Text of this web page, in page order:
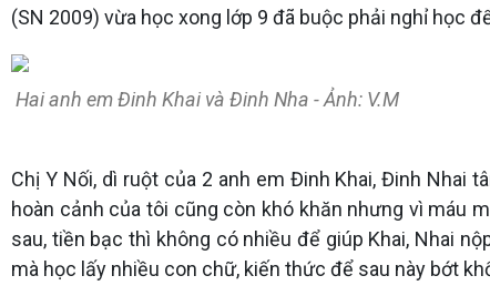
(SN 2009) vừa học xong lớp 9 đã buộc phải nghỉ học
Hai anh em Đinh Khai và Đinh Nha - Ảnh: V.M
Chị Y Nối, dì ruột của 2 anh em Đinh Khai, Đinh Nhai
hoàn cảnh của tôi cũng còn khó khăn nhưng vì máu
sau, tiền bạc thì không có nhiều để giúp Khai, Nhai
mà học lấy nhiều con chữ, kiến thức để sau này bớt